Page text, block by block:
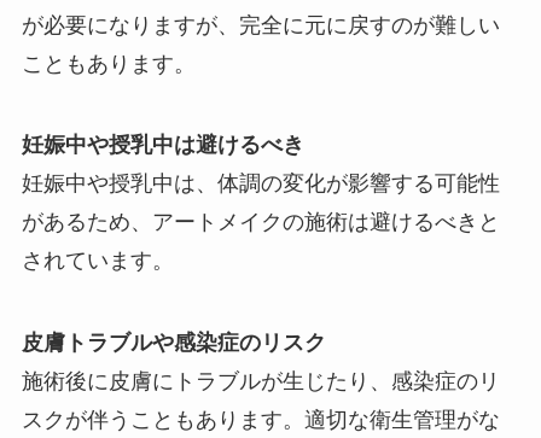
が必要になりますが、完全に元に戻すのが難しい
こともあります。
妊娠中や授乳中は避けるべき
妊娠中や授乳中は、体調の変化が影響する可能性
があるため、アートメイクの施術は避けるべきと
されています。
皮膚トラブルや感染症のリスク
施術後に皮膚にトラブルが生じたり、感染症のリ
スクが伴うこともあります。適切な衛生管理がな